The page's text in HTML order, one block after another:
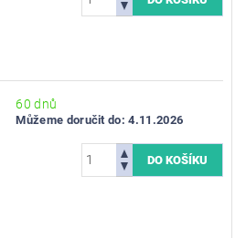
60 dnů
Můžeme doručit do: 4.11.2026